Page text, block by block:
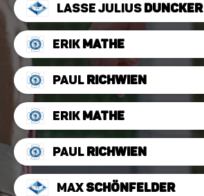
Lasse JuliusDuncker
ErikMathe
PaulRichwien
ErikMathe
PaulRichwien
MaxSchönfelder